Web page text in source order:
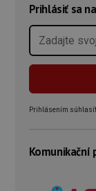
Prihlásiť sa
Prihlásením
Komunikační